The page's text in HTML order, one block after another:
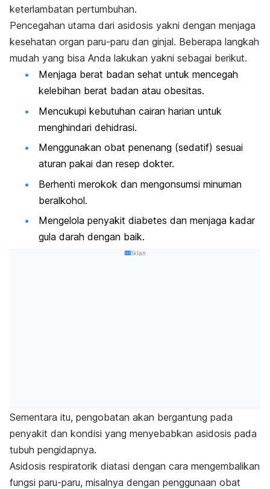
keterlambatan pertumbuhan.
Pencegahan utama dari asidosis yakni dengan menjaga
kesehatan organ paru-paru dan ginjal. Beberapa langkah
mudah yang bisa Anda lakukan yakni sebagai berikut.
Menjaga berat badan sehat untuk mencegah
kelebihan berat badan atau obesitas.
Mencukupi kebutuhan cairan harian untuk
menghindari dehidrasi.
Menggunakan obat penenang (sedatif) sesuai
aturan pakai dan resep dokter.
Berhenti merokok dan mengonsumsi minuman
beralkohol.
Mengelola penyakit diabetes dan menjaga kadar
gula darah dengan baik.
Iklan
Sementara itu, pengobatan akan bergantung pada
penyakit dan kondisi yang menyebabkan asidosis pada
tubuh pengidapnya.
Asidosis respiratorik diatasi dengan cara mengembalikan
fungsi paru-paru, misalnya dengan penggunaan obat